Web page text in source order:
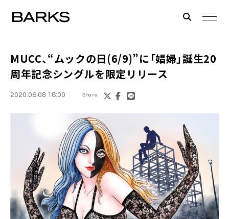
MUCC、“ムックの日(6/9)”に「娼婦」誕生20
周年記念シングルを限定リリース
2020.06.08 18:00 Share